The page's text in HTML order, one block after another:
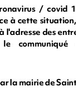
/ covid
à cette
l'adresse des
communiqué
la mairie de